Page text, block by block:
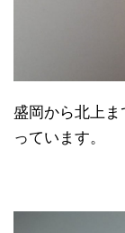
盛岡から北上
っています。